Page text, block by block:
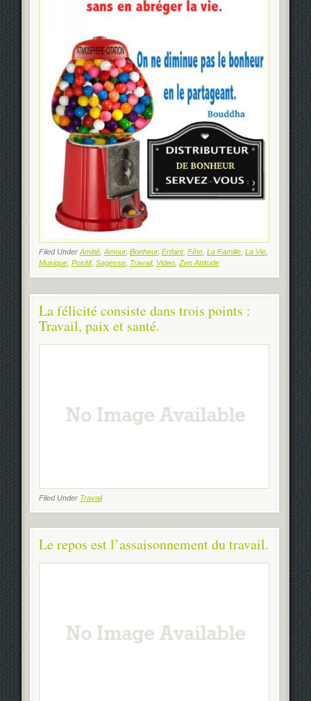
Filed Under Amitié, Amour, Bonheur, Enfant, Fête, La Famille, La Vie,
Musique, Positif, Sagesse, Travail, Video, Zen Attitude
La félicité consiste dans trois points :
Travail, paix et santé.
Filed Under Travail
Le repos est l’assaisonnement du travail.